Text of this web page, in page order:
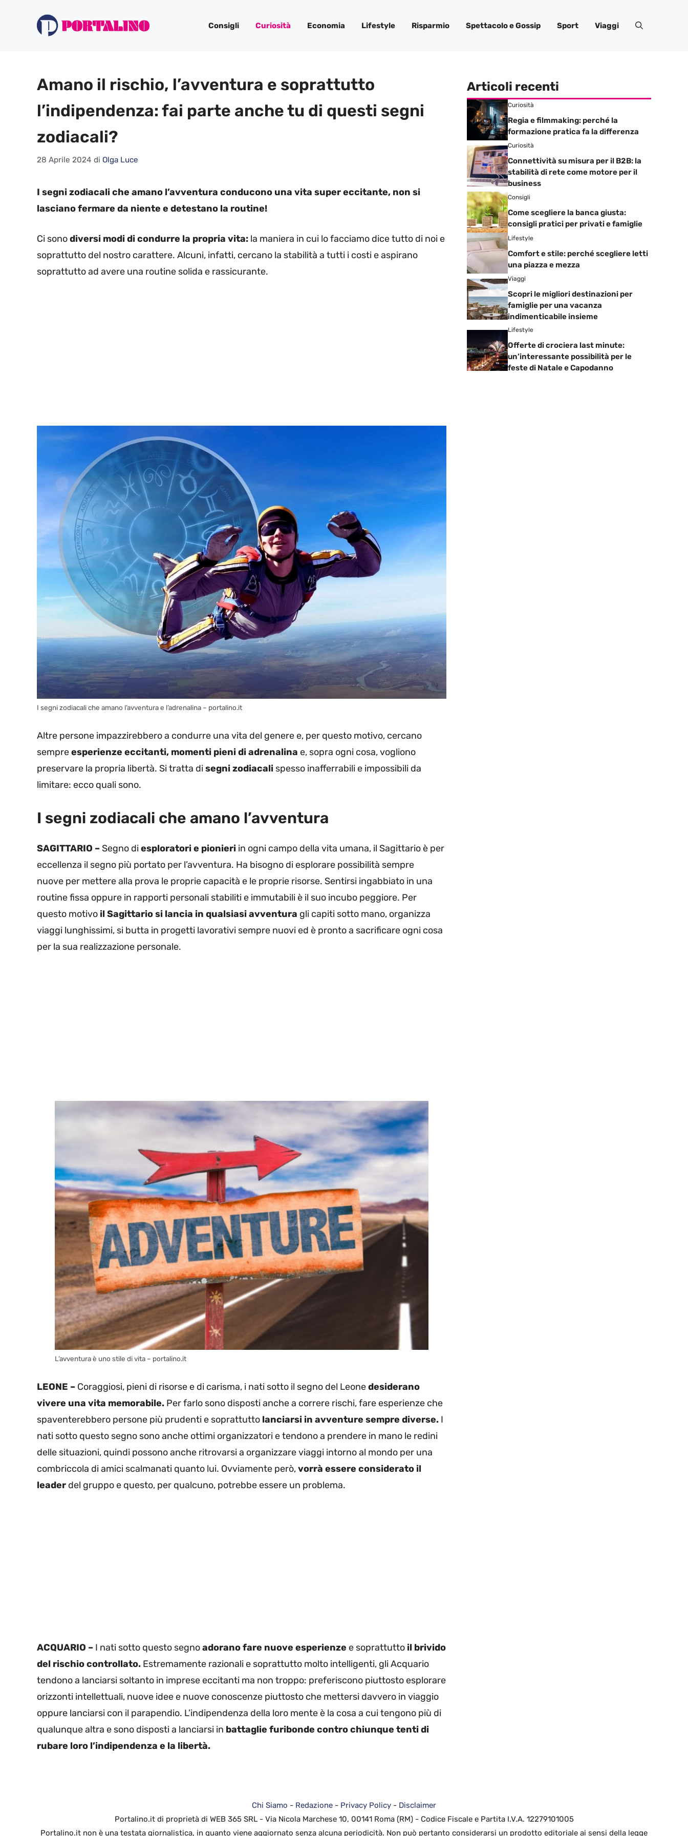
Consigli Curiosità Economia Lifestyle Risparmio Spettacolo e Gossip Sport Viaggi
Amano il rischio, l’avventura e soprattutto
l’indipendenza: fai parte anche tu di questi segni
zodiacali?
28 Aprile 2024 di Olga Luce
I segni zodiacali che amano l’avventura conducono una vita super eccitante, non si
lasciano fermare da niente e detestano la routine!
Ci sonodiversi modi di condurre la propria vita: la maniera in cui lo facciamo dice tutto di noi e
soprattutto del nostro carattere. Alcuni, infatti, cercano la stabilità a tutti i costi e aspirano
soprattutto ad avere una routine solida e rassicurante.
I segni zodiacali che amano l’avventura e l’adrenalina – portalino.it
Altre persone impazzirebbero a condurre una vita del genere e, per questo motivo, cercano
sempreesperienze eccitanti, momenti pieni di adrenalina e, sopra ogni cosa, vogliono
preservare la propria libertà. Si tratta disegni zodiacali spesso inafferrabili e impossibili da
limitare: ecco quali sono.
I segni zodiacali che amano l’avventura
SAGITTARIO – Segno diesploratori e pionieri in ogni campo della vita umana, il Sagittario è per
eccellenza il segno più portato per l’avventura. Ha bisogno di esplorare possibilità sempre
nuove per mettere alla prova le proprie capacità e le proprie risorse. Sentirsi ingabbiato in una
routine fissa oppure in rapporti personali stabiliti e immutabili è il suo incubo peggiore. Per
questo motivo il Sagittario si lancia in qualsiasi avventura gli capiti sotto mano, organizza
viaggi lunghissimi, si butta in progetti lavorativi sempre nuovi ed è pronto a sacrificare ogni cosa
per la sua realizzazione personale.
L’avventura è uno stile di vita – portalino.it
LEONE – Coraggiosi, pieni di risorse e di carisma, i nati sotto il segno del Leonedesiderano
vivere una vita memorabile. Per farlo sono disposti anche a correre rischi, fare esperienze che
spaventerebbero persone più prudenti e soprattutto lanciarsi in avventure sempre diverse. I
nati sotto questo segno sono anche ottimi organizzatori e tendono a prendere in mano le redini
delle situazioni, quindi possono anche ritrovarsi a organizzare viaggi intorno al mondo per una
combriccola di amici scalmanati quanto lui. Ovviamente però,vorrà essere considerato il
leader del gruppo e questo, per qualcuno, potrebbe essere un problema.
ACQUARIO – I nati sotto questo segnoadorano fare nuove esperienze e soprattutto il brivido
del rischio controllato. Estremamente razionali e soprattutto molto intelligenti, gli Acquario
tendono a lanciarsi soltanto in imprese eccitanti ma non troppo: preferiscono piuttosto esplorare
orizzonti intellettuali, nuove idee e nuove conoscenze piuttosto che mettersi davvero in viaggio
oppure lanciarsi con il parapendio. L’indipendenza della loro mente è la cosa a cui tengono più di
qualunque altra e sono disposti a lanciarsi in battaglie furibonde contro chiunque tenti di
rubare loro l’indipendenza e la libertà.
Articoli recenti
Curiosità
Regia e filmmaking: perché la
formazione pratica fa la differenza
Curiosità
Connettività su misura per il B2B: la
stabilità di rete come motore per il
business
Consigli
Come scegliere la banca giusta:
consigli pratici per privati e famiglie
Lifestyle
Comfort e stile: perché scegliere letti
una piazza e mezza
Viaggi
Scopri le migliori destinazioni per
famiglie per una vacanza
indimenticabile insieme
Lifestyle
Offerte di crociera last minute:
un’interessante possibilità per le
feste di Natale e Capodanno
Chi Siamo - Redazione - Privacy Policy - Disclaimer
Portalino.it di proprietà di WEB 365 SRL - Via Nicola Marchese 10, 00141 Roma (RM) - Codice Fiscale e Partita I.V.A. 12279101005
Portalino.it non è una testata giornalistica, in quanto viene aggiornato senza alcuna periodicità. Non può pertanto considerarsi un prodotto editoriale ai sensi della legge